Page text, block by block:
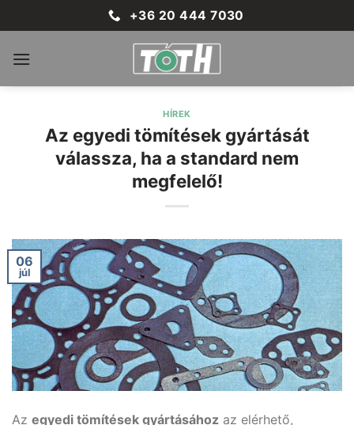
to
+36 20 444 7030
HÍREK
Az egyedi tömítések gyártását
válassza, ha a standard nem
megfelelő!
06
júl
Az egyedi tömítések gyártásához az elérhető,